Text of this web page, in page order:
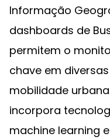
Informação
dashboards de
permitem o
chave em
mobilidade
incorpora
machine learning